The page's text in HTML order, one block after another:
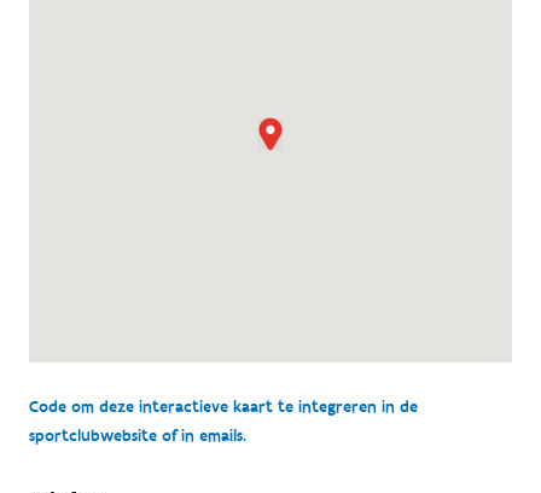
Code om deze interactieve kaart te integreren in de
sportclubwebsite of in emails.